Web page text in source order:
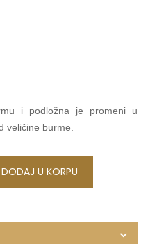
i podložna je promeni u
veličine burme.
DODAJ U KORPU